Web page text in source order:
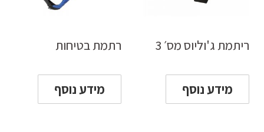
ריתמת ג'וליוס מס׳ 3
מידע נוסף
רתמת בטיחות
מידע נוסף